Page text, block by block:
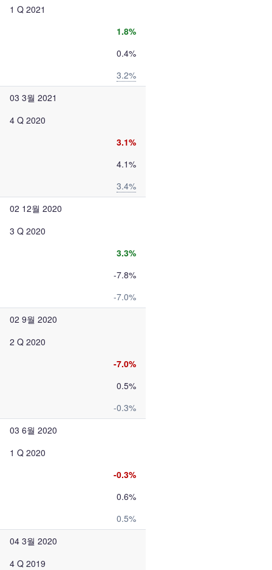
1 Q 2021
1.8%
0.4%
3.2%
03 3월 2021
4 Q 2020
3.1%
4.1%
3.4%
02 12월 2020
3 Q 2020
3.3%
-7.8%
-7.0%
02 9월 2020
2 Q 2020
-7.0%
0.5%
-0.3%
03 6월 2020
1 Q 2020
-0.3%
0.6%
0.5%
04 3월 2020
4 Q 2019